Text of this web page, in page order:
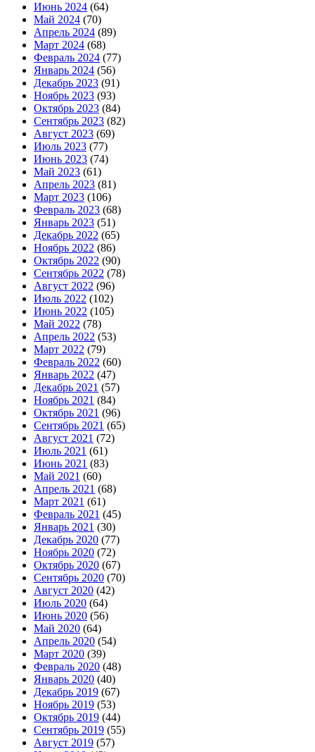
Июнь 2024 (64)
Май 2024 (70)
Апрель 2024 (89)
Март 2024 (68)
Февраль 2024 (77)
Январь 2024 (56)
Декабрь 2023 (91)
Ноябрь 2023 (93)
Октябрь 2023 (84)
Сентябрь 2023 (82)
Август 2023 (69)
Июль 2023 (77)
Июнь 2023 (74)
Май 2023 (61)
Апрель 2023 (81)
Март 2023 (106)
Февраль 2023 (68)
Январь 2023 (51)
Декабрь 2022 (65)
Ноябрь 2022 (86)
Октябрь 2022 (90)
Сентябрь 2022 (78)
Август 2022 (96)
Июль 2022 (102)
Июнь 2022 (105)
Май 2022 (78)
Апрель 2022 (53)
Март 2022 (79)
Февраль 2022 (60)
Январь 2022 (47)
Декабрь 2021 (57)
Ноябрь 2021 (84)
Октябрь 2021 (96)
Сентябрь 2021 (65)
Август 2021 (72)
Июль 2021 (61)
Июнь 2021 (83)
Май 2021 (60)
Апрель 2021 (68)
Март 2021 (61)
Февраль 2021 (45)
Январь 2021 (30)
Декабрь 2020 (77)
Ноябрь 2020 (72)
Октябрь 2020 (67)
Сентябрь 2020 (70)
Август 2020 (42)
Июль 2020 (64)
Июнь 2020 (56)
Май 2020 (64)
Апрель 2020 (54)
Март 2020 (39)
Февраль 2020 (48)
Январь 2020 (40)
Декабрь 2019 (67)
Ноябрь 2019 (53)
Октябрь 2019 (44)
Сентябрь 2019 (55)
Август 2019 (57)